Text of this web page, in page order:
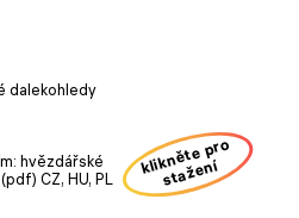
dalekohledy
hvězdářské
CZ, HU, PL
klikněte pro
stažení